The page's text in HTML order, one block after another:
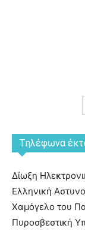
Tηλέφωνα
Δίωξη
Ελληνική
Χαμόγελο του
Πυροσβεστική